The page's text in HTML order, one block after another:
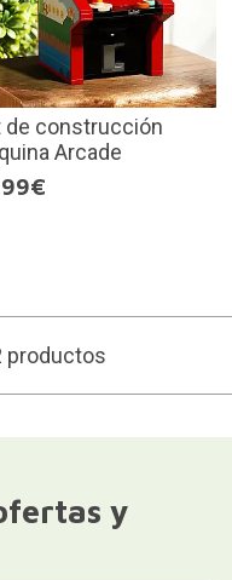
de construcción
Arcade
productos
y